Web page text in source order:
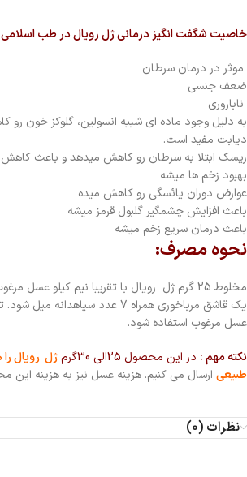
خاصیت شگفت انگیز درمانی ژل رویال در طب اسلامی
موثر در درمان سرطان
ضعف جنسی
ناباروری
به دلیل وجود ماده ای شبیه انسولین، گلوکز خون رو
دیابت مفید است.
ریسک ابتلا به سرطان رو کاهش میدهد و باعث
بهبود زخم ها میشه
عوارض دوران یائسگی رو کاهش میده
باعث افزایش چشمگیر گلبول قرمز میشه
باعث درمان سریع زخم میشه
نحوه مصرف:
مخلوط 25 گرم ژل رویال با تقریبا نیم کیلو
یک قاشق مرباخوری همراه 7 عدد
عسل مرغوب استفاده شود.
نکته مهم : در این محصول 25الی 30گرم
ژل رویال را
طبیعی ارسال می کنیم. هزینه عسل نیز به هزینه
نظرات (0)